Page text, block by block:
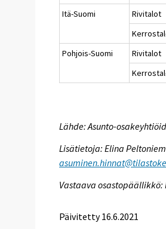
Itä-Suomi
Rivitalot
Pohjois-Suomi
Rivitalot
Lähde: Asunto-
Lisätietoja: Elina
Vastaava osastopäällikkö:
Päivitetty 16.6.2021